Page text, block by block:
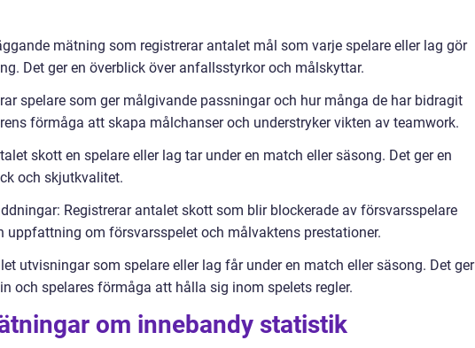
mätning som registrerar antalet mål som varje spelare eller lag gör
Det ger en överblick över anfallsstyrkor och målskyttar.
spelare som ger målgivande passningar och hur många de har bidragit
förmåga att skapa målchanser och understryker vikten av teamwork.
skott en spelare eller lag tar under en match eller säsong. Det ger en
och skjutkvalitet.
Registrerar antalet skott som blir blockerade av försvarsspelare
uppfattning om försvarsspelet och målvaktens prestationer.
utvisningar som spelare eller lag får under en match eller säsong. Det ger
och spelares förmåga att hålla sig inom spelets regler.
om innebandy statistik